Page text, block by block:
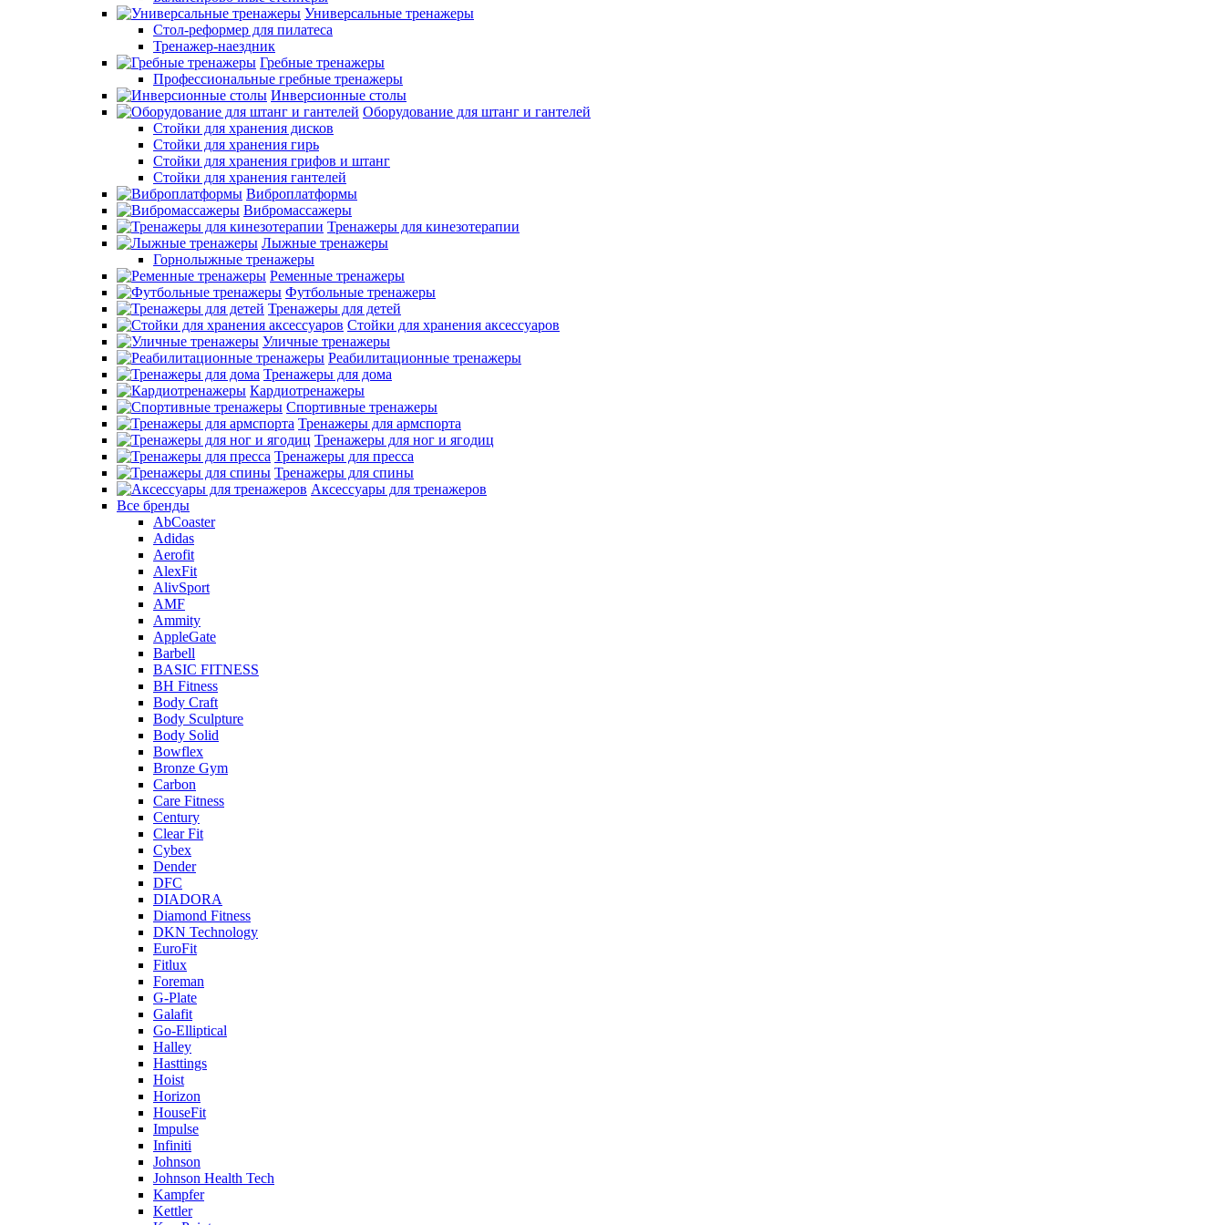
Универсальные тренажеры
Стол-реформер для пилатеса
Тренажер-наездник
Гребные тренажеры
Профессиональные гребные тренажеры
Инверсионные столы
Оборудование для штанг и гантелей
Стойки для хранения дисков
Стойки для хранения гирь
Стойки для хранения грифов и штанг
Стойки для хранения гантелей
Виброплатформы
Вибромассажеры
Тренажеры для кинезотерапии
Лыжные тренажеры
Горнолыжные тренажеры
Ременные тренажеры
Футбольные тренажеры
Тренажеры для детей
Стойки для хранения аксессуаров
Уличные тренажеры
Реабилитационные тренажеры
Тренажеры для дома
Кардиотренажеры
Спортивные тренажеры
Тренажеры для армспорта
Тренажеры для ног и ягодиц
Тренажеры для пресса
Тренажеры для спины
Аксессуары для тренажеров
Все бренды
AbCoaster
Adidas
Aerofit
AlexFit
AlivSport
AMF
Ammity
AppleGate
Barbell
BASIC FITNESS
BH Fitness
Body Craft
Body Sculpture
Body Solid
Bowflex
Bronze Gym
Carbon
Care Fitness
Century
Clear Fit
Cybex
Dender
DFC
DIADORA
Diamond Fitness
DKN Technology
EuroFit
Fitlux
Foreman
G-Plate
Galafit
Go-Elliptical
Halley
Hasttings
Hoist
Horizon
HouseFit
Impulse
Infiniti
Johnson
Johnson Health Tech
Kampfer
Kettler